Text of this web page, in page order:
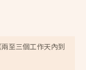
至三個工作天內到